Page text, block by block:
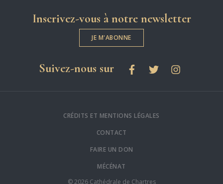
Inscrivez-vous à notre newsletter
JE M'ABONNE
Suivez-nous surles réseaux sociaux
FacebookTwitterInstagram
CRÉDITS ET MENTIONS LÉGALES
CONTACT
FAIRE UN DON
MÉCÉNAT
© 2026 Cathédrale de Chartres